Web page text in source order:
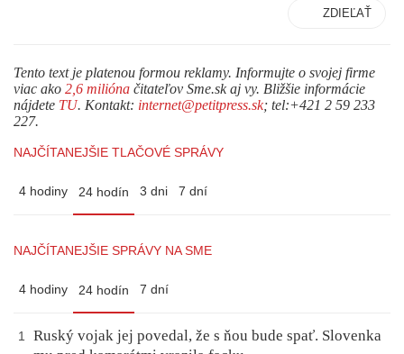
ZDIEĽAŤ
Tento text je platenou formou reklamy. Informujte o svojej firme
viac ako 2,6 milióna čitateľov Sme.sk aj vy. Bližšie informácie
nájdete TU. Kontakt: internet@petitpress.sk; tel:+421 2 59 233
227.
NAJČÍTANEJŠIE TLAČOVÉ SPRÁVY
4 hodiny 24 hodín 3 dni 7 dní
NAJČÍTANEJŠIE SPRÁVY NA SME
4 hodiny 24 hodín 7 dní
1
Ruský vojak jej povedal, že s ňou bude spať. Slovenka